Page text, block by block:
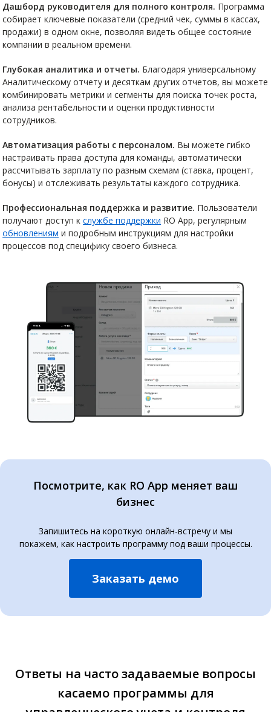
Дашборд руководителя для полного контроля. Программа
собирает ключевые показатели (средний чек, суммы в кассах,
продажи) в одном окне, позволяя видеть общее состояние
компании в реальном времени.
Глубокая аналитика и отчеты. Благодаря универсальному
Аналитическому отчету и десяткам других отчетов, вы можете
комбинировать метрики и сегменты для поиска точек роста,
анализа рентабельности и оценки продуктивности
сотрудников.
Автоматизация работы с персоналом. Вы можете гибко
настраивать права доступа для команды, автоматически
рассчитывать зарплату по разным схемам (ставка, процент,
бонусы) и отслеживать результаты каждого сотрудника.
Профессиональная поддержка и развитие. Пользователи
получают доступ кслужбе поддержки RO App, регулярным
обновлениям и подробным инструкциям для настройки
процессов под специфику своего бизнеса.
Посмотрите, как RO App меняет ваш
бизнес
Запишитесь на короткую онлайн-встречу и мы
покажем, как настроить программу под ваши процессы.
Заказать демо
Ответы на часто задаваемые вопросы
касаемо программы для